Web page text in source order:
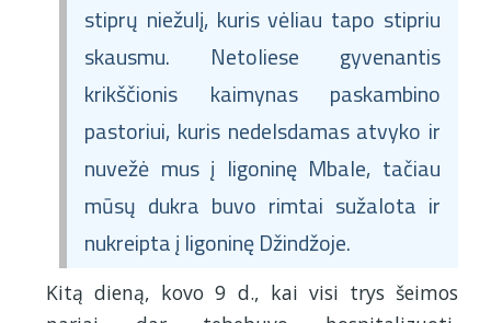
stiprų niežulį, kuris vėliau tapo stipriu
skausmu. Netoliese gyvenantis
krikščionis kaimynas paskambino
pastoriui, kuris nedelsdamas atvyko ir
nuvežė mus į ligoninę Mbale, tačiau
mūsų dukra buvo rimtai sužalota ir
nukreipta į ligoninę Džindžoje.
Kitą dieną, kovo 9 d., kai visi trys šeimos